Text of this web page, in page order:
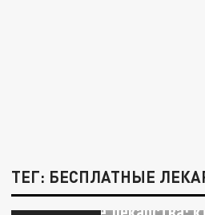
ТЕГ: БЕСПЛАТНЫЕ